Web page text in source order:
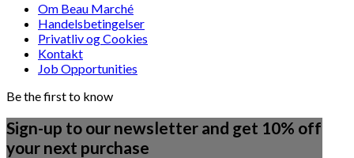
Om Beau Marché
Handelsbetingelser
Privatliv og Cookies
Kontakt
Job Opportunities
Be the first to know
Sign-up to our newsletter and get 10% off
your next purchase